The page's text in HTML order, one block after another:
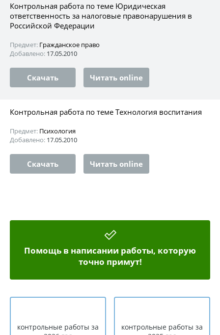
Контрольная работа по теме Юридическая
ответственность за налоговые правонарушения в
Российской Федерации
Предмет: Гражданское право
Добавлено: 17.05.2010
Скачать Читать online
Контрольная работа по теме Технология воспитания
Предмет: Психология
Добавлено: 17.05.2010
Скачать Читать online
Помощь в написании работы, которую
точно примут!
контрольные работы за
контрольные работы за